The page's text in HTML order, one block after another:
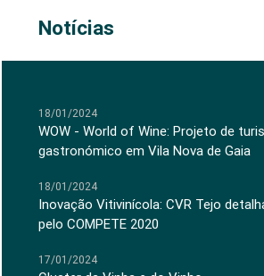
Notícias
18/01/2024
WOW - World of Wine: Projeto de
gastronómico em Vila Nova de Gaia
18/01/2024
Inovação Vitivinícola: CVR Tejo
pelo COMPETE 2020
17/01/2024